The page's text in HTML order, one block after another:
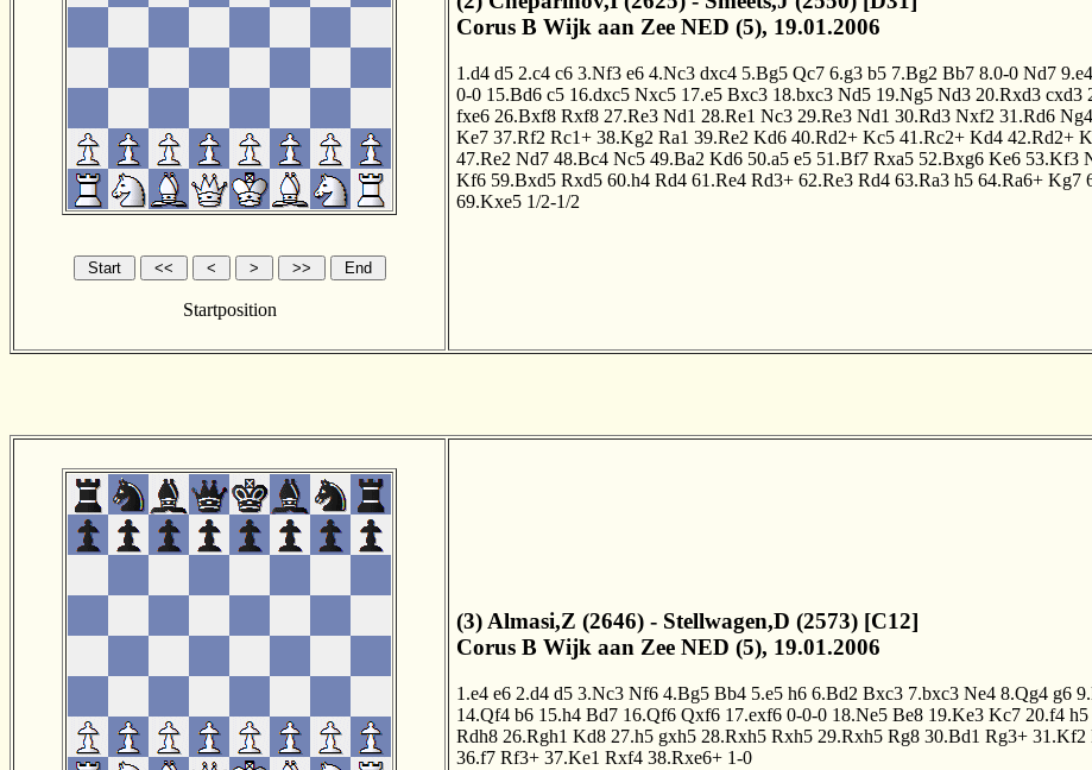
Startposition
Corus B Wijk aan Zee NED (5), 19.01.2006
1.d4 d5 2.c4 c6 3.Nf3 e6 4.Nc3 dxc4 5.Bg5 Qc7 6.g3 b5 7.Bg2 Bb7 8.0-0 Nd7 9.e4
0-0 15.Bd6 c5 16.dxc5 Nxc5 17.e5 Bxc3 18.bxc3 Nd5 19.Ng5 Nd3 20.Rxd3 cxd3
fxe6 26.Bxf8 Rxf8 27.Re3 Nd1 28.Re1 Nc3 29.Re3 Nd1 30.Rd3 Nxf2 31.Rd6 Ng4
Ke7 37.Rf2 Rc1+ 38.Kg2 Ra1 39.Re2 Kd6 40.Rd2+ Kc5 41.Rc2+ Kd4 42.Rd2+
47.Re2 Nd7 48.Bc4 Nc5 49.Ba2 Kd6 50.a5 e5 51.Bf7 Rxa5 52.Bxg6 Ke6 53.Kf3
Kf6 59.Bxd5 Rxd5 60.h4 Rd4 61.Re4 Rd3+ 62.Re3 Rd4 63.Ra3 h5 64.Ra6+ Kg7
69.Kxe5 1/2-1/2
(3) Almasi,Z (2646) - Stellwagen,D (2573) [C12]
Corus B Wijk aan Zee NED (5), 19.01.2006
1.e4 e6 2.d4 d5 3.Nc3 Nf6 4.Bg5 Bb4 5.e5 h6 6.Bd2 Bxc3 7.bxc3 Ne4 8.Qg4 g6
14.Qf4 b6 15.h4 Bd7 16.Qf6 Qxf6 17.exf6 0-0-0 18.Ne5 Be8 19.Ke3 Kc7 20.f4 h5
Rdh8 26.Rgh1 Kd8 27.h5 gxh5 28.Rxh5 Rxh5 29.Rxh5 Rg8 30.Bd1 Rg3+ 31.Kf2
36.f7 Rf3+ 37.Ke1 Rxf4 38.Rxe6+ 1-0